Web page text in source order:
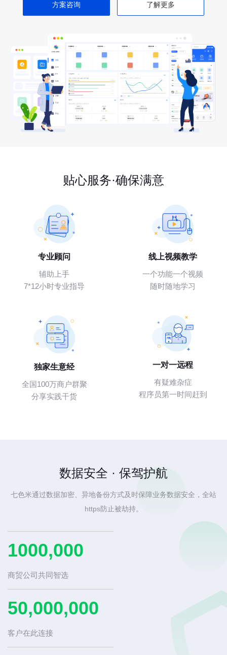
方案咨询 了解更多
贴心服务·确保满意
专业顾问
辅助上手
7*12小时专业指导
线上视频教学
一个功能一个视频
随时随地学习
独家生意经
全国100万商户群聚
分享实践干货
一对一远程
有疑难杂症
程序员第一时间赶到
数据安全 · 保驾护航
七色米通过数据加密、异地备份方式及时保障业务数据安全，全站
https防止被劫持。
1000,000
商贸公司共同智选
50,000,000
客户在此连接